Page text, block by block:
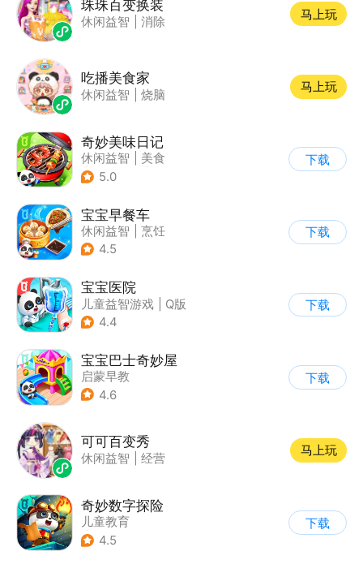
珠珠百变换装
休闲益智 消除
马上玩
吃播美食家
休闲益智 烧脑
马上玩
奇妙美味日记
休闲益智
美食
| 宝宝巴士
5.0
下载
宝宝早餐车
休闲益智
烹饪
| 宝宝巴士
4.5
下载
宝宝医院
儿童益智游戏
Q版
4.4
下载
宝宝巴士奇妙屋
启蒙早教
| 儿童益智游戏
4.6
下载
可可百变秀
休闲益智 经营
马上玩
奇妙数字探险
儿童教育
| 儿童益智游戏
4.5
下载